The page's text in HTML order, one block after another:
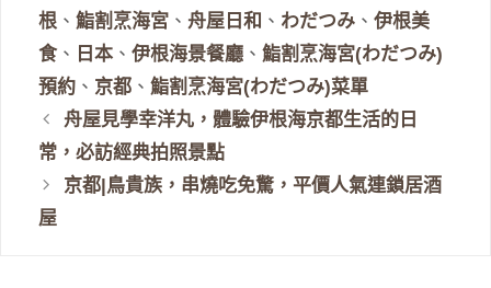
根 、 鮨割烹海宮 、 舟屋日和 、 わだつみ 、 伊根美
食、 日本 、 伊根海景餐廳 、 鮨割烹海宮(わだつみ)
預約 、 京都 、 鮨割烹海宮(わだつみ)菜單
舟屋見學幸洋丸，體驗伊根海京都生活的日
常，必訪經典拍照景點
京都|鳥貴族，串燒吃免驚，平價人氣連鎖居酒
屋